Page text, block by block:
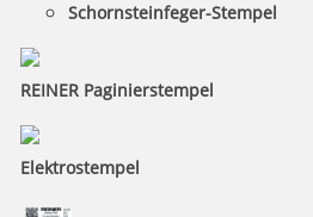
Schornsteinfeger-Stempel
REINER Paginierstempel
Elektrostempel